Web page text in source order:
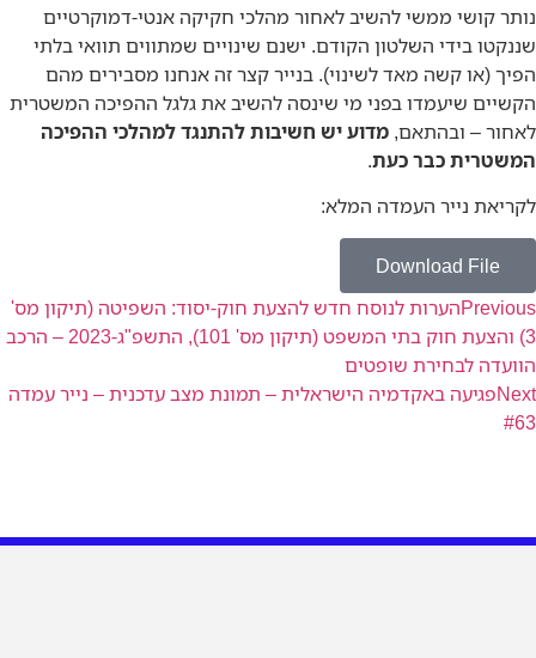
ממשי להשיב לאחור מהלכי חקיקה אנטי-דמוקרטיים
בידי השלטון הקודם. ישנם שינויים שמתווים תוואי בלתי
קשה מאד לשינוי). בנייר קצר זה אנחנו מסבירים מהם
שיעמדו בפני מי שינסה להשיב את גלגל ההפיכה המשטרית
– ובהתאם,מדוע יש חשיבות להתנגד למהלכי ההפיכה
כבר כעת.
נייר העמדה המלא:
Download
הערות לנוסח חדש להצעת חוק-יסוד: השפיטה (תיקון מס'
3) והצעת חוק בתי המשפט (תיקון מס' 101), התשפ"ג-2023 – הרכב
לבחירת שופטים
באקדמיה הישראלית – תמונת מצב עדכנית – נייר עמדה